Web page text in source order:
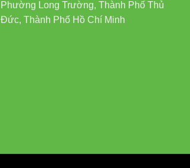
Phường Long Trường, Thành Phố Thủ
Đức, Thành Phố Hồ Chí Minh